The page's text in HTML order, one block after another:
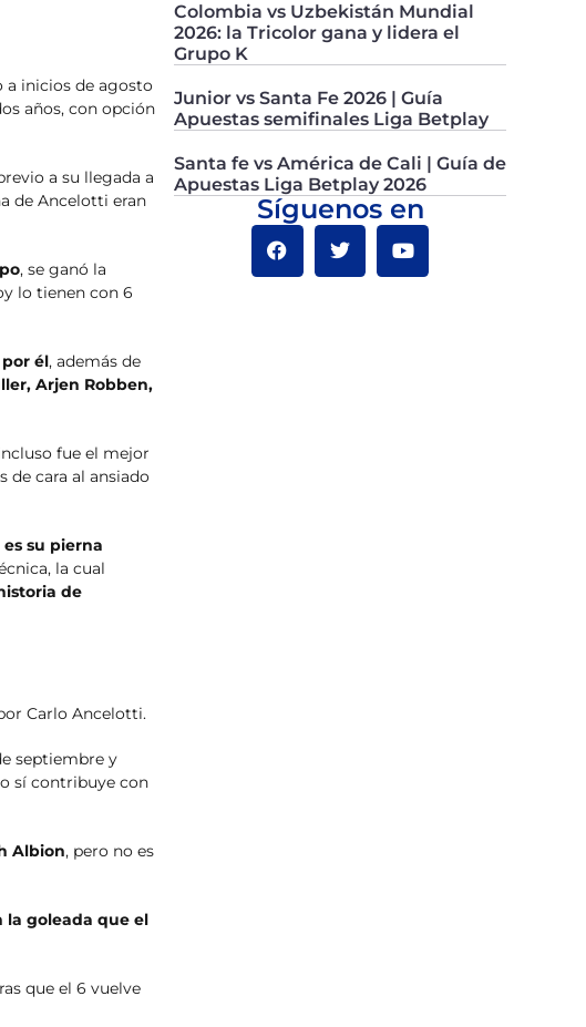
a inicios de agosto
años, con opción
a su llegada a
de Ancelotti eran
, se ganó la
lo tienen con 6
él, además de
Arjen Robben,
fue el mejor
de cara al ansiado
su pierna
la cual
de
Carlo Ancelotti.
septiembre y
sí contribuye con
Albion, pero no es
la goleada que el
que el 6 vuelve
Colombia vs Uzbekistán Mundial
2026: la Tricolor gana y lidera el
Grupo K
Junior vs Santa Fe 2026 | Guía
Apuestas semifinales Liga Betplay
Santa fe vs América de Cali | Guía de
Apuestas Liga Betplay 2026
Síguenos en